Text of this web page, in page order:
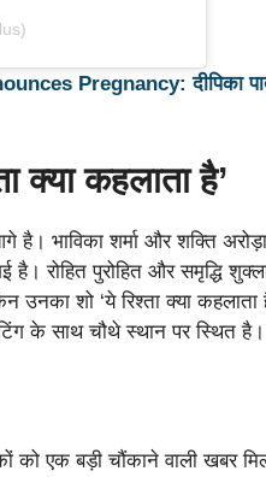
Pregnancy: दीपिका
क्या कहलाता है’
है। भाविका शर्मा और शक्ति
रोहित पुरोहित और समृद्धि
उनका शो ‘ये रिश्ता क्या कहलाता
के साथ चौथे स्थान पर स्थित है।
को एक बड़ी चौंकाने वाली खबर